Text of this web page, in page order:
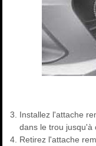
Installez l'attache
dans le trou jusqu'à
Retirez l'attache